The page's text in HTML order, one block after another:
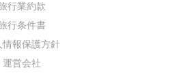
行業約款
行条件書
情報保護方針
運営会社